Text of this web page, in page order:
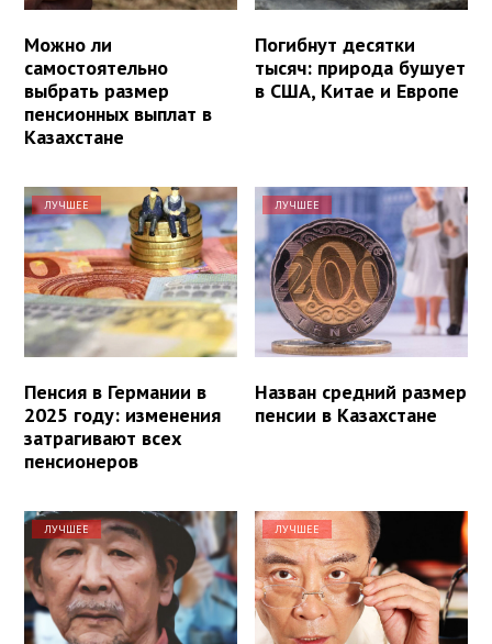
Можно ли
самостоятельно
выбрать размер
пенсионных выплат в
Казахстане
Погибнут десятки
тысяч: природа бушует
в США, Китае и Европе
ЛУЧШЕЕ
Пенсия в Германии в
2025 году: изменения
затрагивают всех
пенсионеров
ЛУЧШЕЕ
Назван средний размер
пенсии в Казахстане
ЛУЧШЕЕ ЛУЧШЕЕ